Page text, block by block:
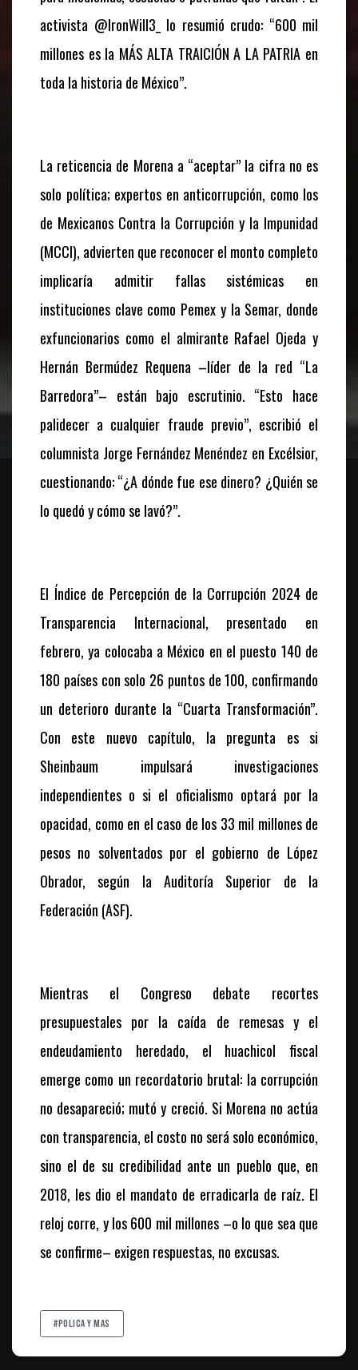
activista @IronWill3_ lo resumió crudo: “600 mil
millones es la MÁS ALTA TRAICIÓN A LA PATRIA en
toda la historia de México”.
La reticencia de Morena a “aceptar” la cifra no es
solo política; expertos en anticorrupción, como los
de Mexicanos Contra la Corrupción y la Impunidad
(MCCI), advierten que reconocer el monto completo
implicaría admitir fallas sistémicas en
instituciones clave como Pemex y la Semar, donde
exfuncionarios como el almirante Rafael Ojeda y
Hernán Bermúdez Requena –líder de la red “La
Barredora”– están bajo escrutinio. “Esto hace
palidecer a cualquier fraude previo”, escribió el
columnista Jorge Fernández Menéndez en Excélsior,
cuestionando: “¿A dónde fue ese dinero? ¿Quién se
lo quedó y cómo se lavó?”.
El Índice de Percepción de la Corrupción 2024 de
Transparencia Internacional, presentado en
febrero, ya colocaba a México en el puesto 140 de
180 países con solo 26 puntos de 100, confirmando
un deterioro durante la “Cuarta Transformación”.
Con este nuevo capítulo, la pregunta es si
Sheinbaum impulsará investigaciones
independientes o si el oficialismo optará por la
opacidad, como en el caso de los 33 mil millones de
pesos no solventados por el gobierno de López
Obrador, según la Auditoría Superior de la
Federación (ASF).
Mientras el Congreso debate recortes
presupuestales por la caída de remesas y el
endeudamiento heredado, el huachicol fiscal
emerge como un recordatorio brutal: la corrupción
no desapareció; mutó y creció. Si Morena no actúa
con transparencia, el costo no será solo económico,
sino el de su credibilidad ante un pueblo que, en
2018, les dio el mandato de erradicarla de raíz. El
reloj corre, y los 600 mil millones –o lo que sea que
se confirme– exigen respuestas, no excusas.
#polica y mas